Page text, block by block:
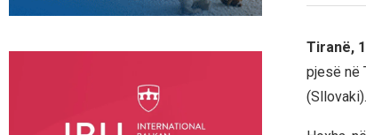
Tiranë,
pjesë në
(Sllovaki).